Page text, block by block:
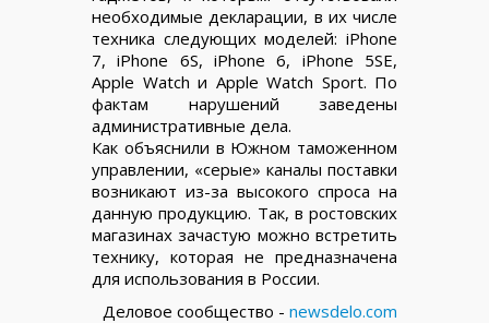
необходимые декларации, в их числе
техника следующих моделей: iPhone
7, iPhone 6S, iPhone 6, iPhone 5SE,
Apple Watch и Apple Watch Sport. По
фактам нарушений заведены
административные дела.
Как объяснили в Южном таможенном
управлении, «серые» каналы поставки
возникают из-за высокого спроса на
данную продукцию. Так, в ростовских
магазинах зачастую можно встретить
технику, которая не предназначена
для использования в России.
Деловое сообщество - newsdelo.com